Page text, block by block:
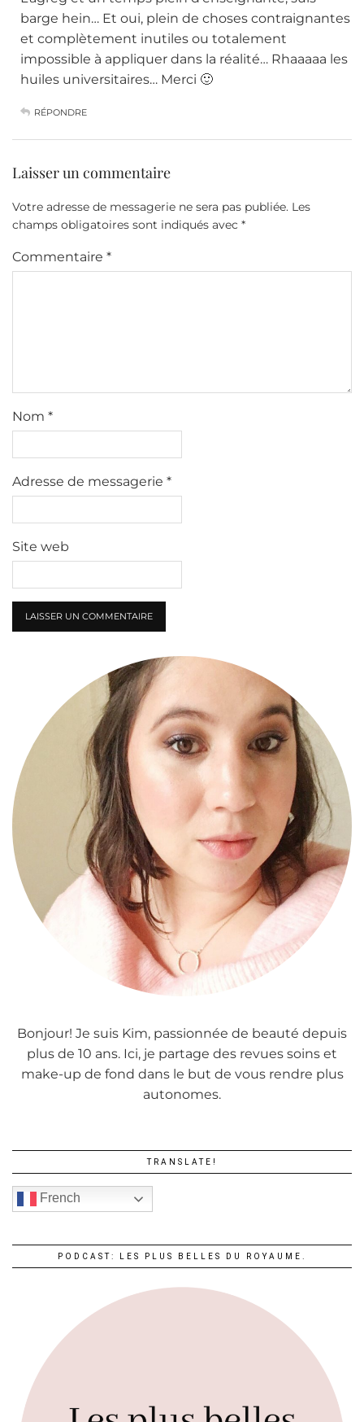
barge hein… Et oui, plein de choses contraignantes
et complètement inutiles ou totalement
impossible à appliquer dans la réalité… Rhaaaaa les
huiles universitaires… Merci 🙂
RÉPONDRE
Laisser un commentaire
Votre adresse de messagerie ne sera pas publiée. Les
champs obligatoires sont indiqués avec *
Commentaire *
Nom *
Adresse de messagerie *
Site web
Bonjour! Je suis Kim, passionnée de beauté depuis
plus de 10 ans. Ici, je partage des revues soins et
make-up de fond dans le but de vous rendre plus
autonomes.
TRANSLATE!
French
PODCAST: LES PLUS BELLES DU ROYAUME.